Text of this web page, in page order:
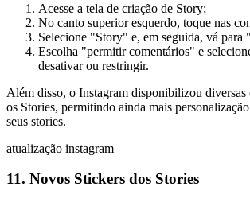
Acesse a tela de criação de Story;
No canto superior esquerdo, toque nas
Selecione "Story" e, em seguida, vá para
Escolha "permitir comentários" e
desativar ou restringir.
Além disso, o Instagram disponibilizou diversas
os Stories, permitindo ainda mais
seus stories.
atualização instagram
11. Novos Stickers dos Stories